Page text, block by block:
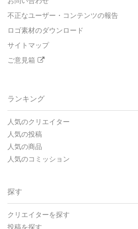
不正なユーザー・コンテンツの報告
ロゴ素材のダウンロード
サイトマップ
ご意見箱
ランキング
人気のクリエイター
人気の投稿
人気の商品
人気のコミッション
探す
クリエイターを探す
投稿を探す